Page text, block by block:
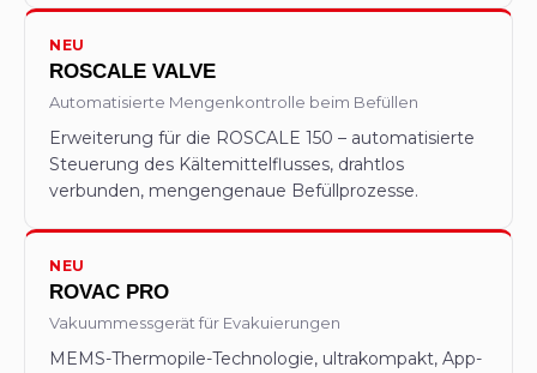
NEU
ROSCALE VALVE
Automatisierte Mengenkontrolle beim Befüllen
Erweiterung für die ROSCALE 150 – automatisierte
Steuerung des Kältemittelflusses, drahtlos
verbunden, mengengenaue Befüllprozesse.
NEU
ROVAC PRO
Vakuummessgerät für Evakuierungen
MEMS-Thermopile-Technologie, ultrakompakt, App-